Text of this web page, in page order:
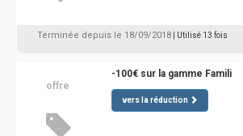
Terminée depuis le 18/09/2018 | Utilisé 13 fois
offre
-100€ sur la gamme Famili
vers la réduction